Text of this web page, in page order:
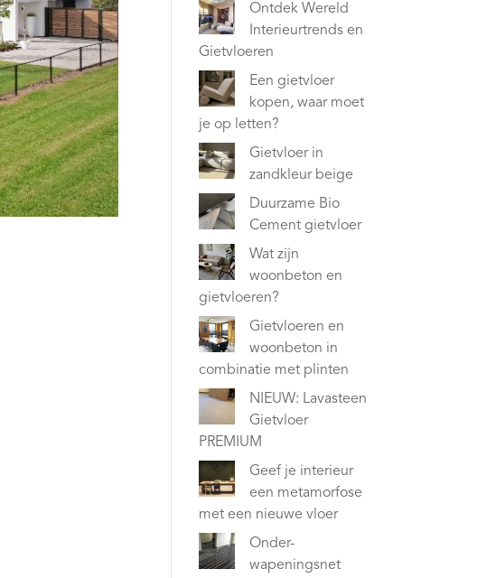
Ontdek Wereld
Interieurtrends en
Gietvloeren
Een gietvloer
kopen, waar moet
je op letten?
Gietvloer in
zandkleur beige
Duurzame Bio
Cement gietvloer
Wat zijn
woonbeton en
gietvloeren?
Gietvloeren en
woonbeton in
combinatie met plinten
NIEUW: Lavasteen
Gietvloer
PREMIUM
Geef je interieur
een metamorfose
met een nieuwe vloer
Onder-
wapeningsnet